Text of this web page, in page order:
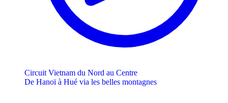
Circuit Vietnam du Nord au Centre
De Hanoï à Hué via les belles montagnes